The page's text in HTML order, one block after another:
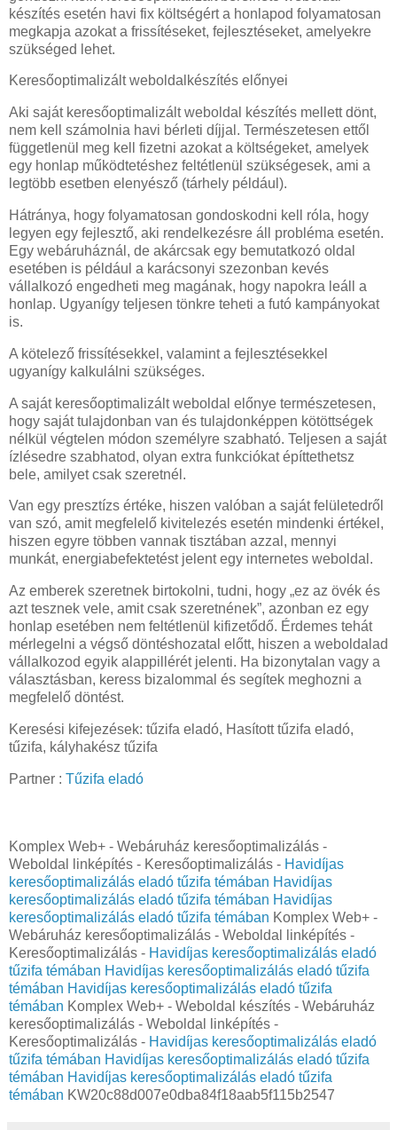
készítés esetén havi fix költségért a honlapod folyamatosan
megkapja azokat a frissítéseket, fejlesztéseket, amelyekre
szükséged lehet.
Keresőoptimalizált weboldalkészítés előnyei
Aki saját keresőoptimalizált weboldal készítés mellett dönt,
nem kell számolnia havi bérleti díjjal. Természetesen ettől
függetlenül meg kell fizetni azokat a költségeket, amelyek
egy honlap működtetéshez feltétlenül szükségesek, ami a
legtöbb esetben elenyésző (tárhely például).
Hátránya, hogy folyamatosan gondoskodni kell róla, hogy
legyen egy fejlesztő, aki rendelkezésre áll probléma esetén.
Egy webáruháznál, de akárcsak egy bemutatkozó oldal
esetében is például a karácsonyi szezonban kevés
vállalkozó engedheti meg magának, hogy napokra leáll a
honlap. Ugyanígy teljesen tönkre teheti a futó kampányokat
is.
A kötelező frissítésekkel, valamint a fejlesztésekkel
ugyanígy kalkulálni szükséges.
A saját keresőoptimalizált weboldal előnye természetesen,
hogy saját tulajdonban van és tulajdonképpen kötöttségek
nélkül végtelen módon személyre szabható. Teljesen a saját
ízlésedre szabhatod, olyan extra funkciókat építtethetsz
bele, amilyet csak szeretnél.
Van egy presztízs értéke, hiszen valóban a saját felületedről
van szó, amit megfelelő kivitelezés esetén mindenki értékel,
hiszen egyre többen vannak tisztában azzal, mennyi
munkát, energiabefektetést jelent egy internetes weboldal.
Az emberek szeretnek birtokolni, tudni, hogy „ez az övék és
azt tesznek vele, amit csak szeretnének”, azonban ez egy
honlap esetében nem feltétlenül kifizetődő. Érdemes tehát
mérlegelni a végső döntéshozatal előtt, hiszen a weboldalad
vállalkozod egyik alappillérét jelenti. Ha bizonytalan vagy a
választásban, keress bizalommal és segítek meghozni a
megfelelő döntést.
Keresési kifejezések: tűzifa eladó, Hasított tűzifa eladó,
tűzifa, kályhakész tűzifa
Partner : Tűzifa eladó
Komplex Web+ - Webáruház keresőoptimalizálás -
Weboldal linképítés - Keresőoptimalizálás - Havidíjas
keresőoptimalizálás eladó tűzifa témában Havidíjas
keresőoptimalizálás eladó tűzifa témában Havidíjas
keresőoptimalizálás eladó tűzifa témában Komplex Web+ -
Webáruház keresőoptimalizálás - Weboldal linképítés -
Keresőoptimalizálás - Havidíjas keresőoptimalizálás eladó
tűzifa témában Havidíjas keresőoptimalizálás eladó tűzifa
témában Havidíjas keresőoptimalizálás eladó tűzifa
témában Komplex Web+ - Weboldal készítés - Webáruház
keresőoptimalizálás - Weboldal linképítés -
Keresőoptimalizálás - Havidíjas keresőoptimalizálás eladó
tűzifa témában Havidíjas keresőoptimalizálás eladó tűzifa
témában Havidíjas keresőoptimalizálás eladó tűzifa
témában KW20c88d007e0dba84f18aab5f115b2547